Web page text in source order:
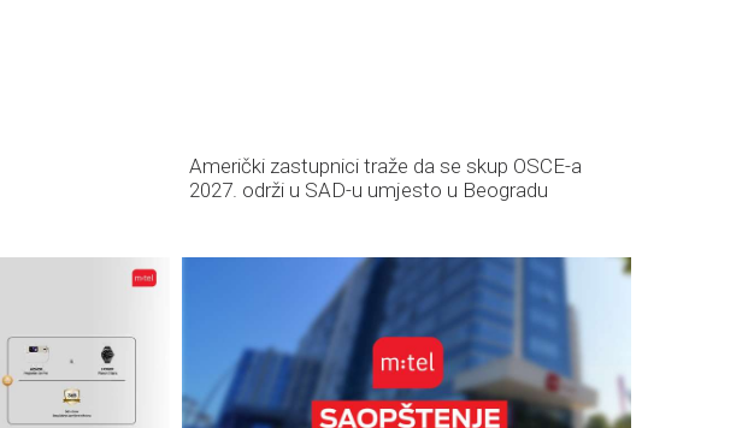
Američki zastupnici traže da se skup OSCE-a
2027. održi u SAD-u umjesto u Beogradu